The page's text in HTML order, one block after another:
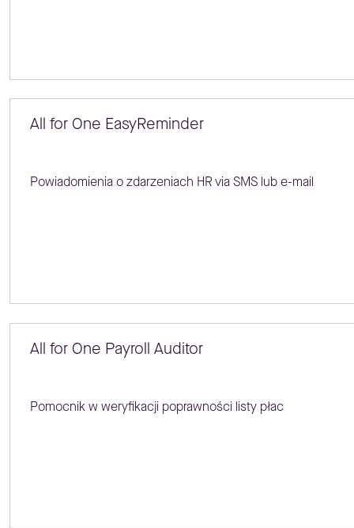
All for One EasyReminder
Powiadomienia o zdarzeniach HR via SMS lub e-mail
All for One Payroll Auditor
Pomocnik w weryfikacji poprawności listy płac